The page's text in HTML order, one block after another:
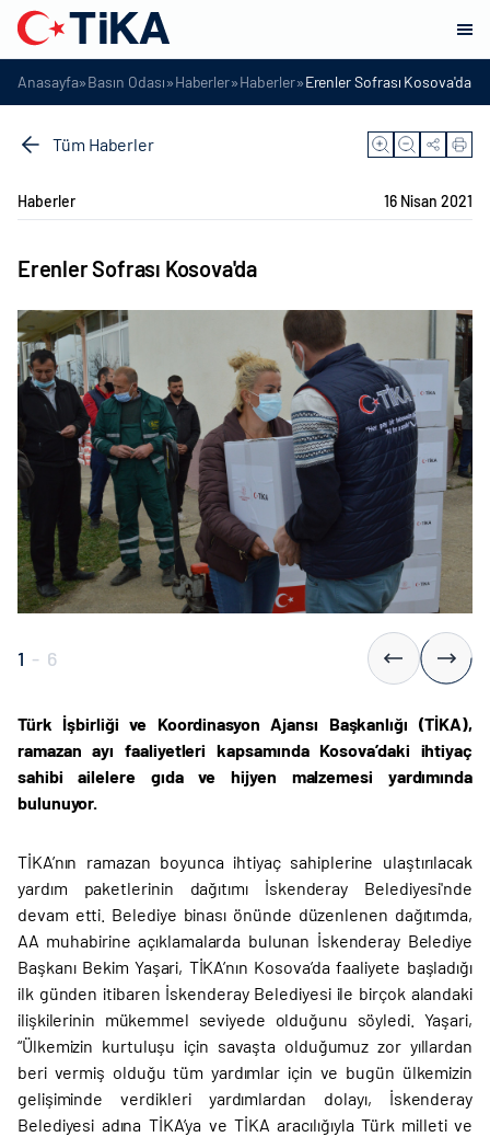
Anasayfa»Basın Odası»Haberler»Haberler»Erenler Sofrası Kosova'da
Tüm Haberler
Haberler 16 Nisan 2021
Erenler Sofrası Kosova'da
1 - 6
Türk İşbirliği ve Koordinasyon Ajansı Başkanlığı (TİKA),
ramazan ayı faaliyetleri kapsamında Kosova’daki ihtiyaç
sahibi ailelere gıda ve hijyen malzemesi yardımında
bulunuyor.
TİKA’nın ramazan boyunca ihtiyaç sahiplerine ulaştırılacak
yardım paketlerinin dağıtımı İskenderay Belediyesi'nde
devam etti. Belediye binası önünde düzenlenen dağıtımda,
AA muhabirine açıklamalarda bulunan İskenderay Belediye
Başkanı Bekim Yaşari, TİKA’nın Kosova’da faaliyete başladığı
ilk günden itibaren İskenderay Belediyesi ile birçok alandaki
ilişkilerinin mükemmel seviyede olduğunu söyledi. Yaşari,
“Ülkemizin kurtuluşu için savaşta olduğumuz zor yıllardan
beri vermiş olduğu tüm yardımlar için ve bugün ülkemizin
gelişiminde verdikleri yardımlardan dolayı, İskenderay
Belediyesi adına TİKA’ya ve TİKA aracılığıyla Türk milleti ve